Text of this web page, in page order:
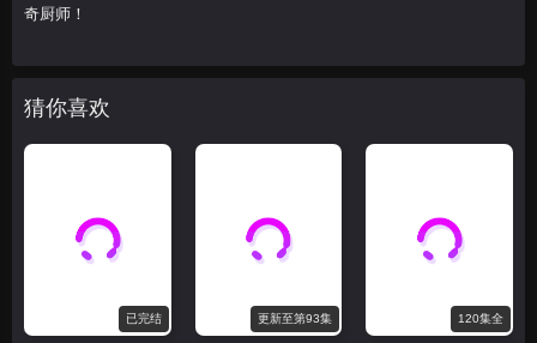
奇厨师！
猜你喜欢
已完结 更新至第93集 120集全